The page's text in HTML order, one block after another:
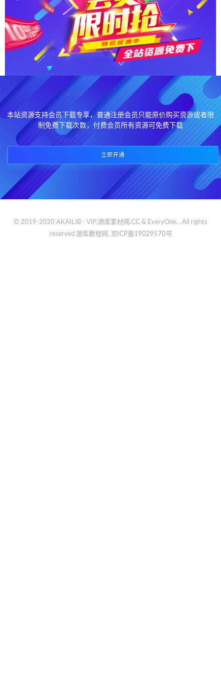
本站资源支持会员下载专享，普通注册会员只能原价购买资源或者限
制免费下载次数，付费会员所有资源可免费下载
立即开通
© 2019-2020 AKAILIB - VIP.源库素材网.CC & EveryOne. . All rights
reserved 源库教程网. 京ICP备19029570号